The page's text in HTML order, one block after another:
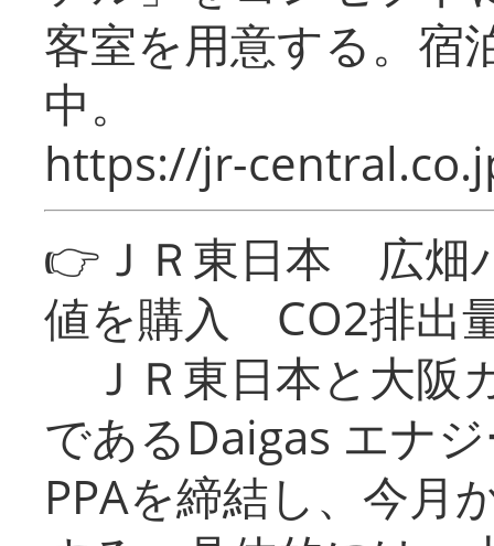
客室を用意する。宿
中。
https://jr-
👉ＪＲ東日本 広畑
値を購入 CO2排出
ＪＲ東日本と大阪
であるDaigas エナ
PPAを締結し、今月